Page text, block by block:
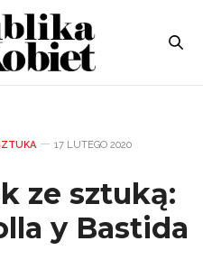
17 LUTEGO 2020
ze sztuką:
y Bastida